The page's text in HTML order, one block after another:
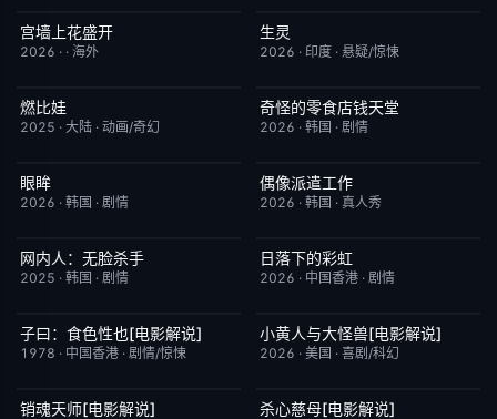
更新至第4集
宫墙上花盛开
2026 · · 海外
今日更新
生灵
2026 · 印度 · 悬疑/惊悚
HD国语
燃比娃
2025 · 大陆 · 动画/奇幻
HD中字
奇怪的零食店钱天堂
2026 · 韩国 · 剧情
HD中字
眼眸
2026 · 韩国 · 剧情
已完结
偶像派遣工作
2026 · 韩国 · 真人秀
今日更新
网内人：无脸杀手
2025 · 韩国 · 剧情
更新至第6集
日落下的彩虹
2026 · 中国香港 · 剧情
已完结
子曰：食色性也[电影解说]
1978 · 中国香港 · 剧情/惊悚
已完结
小黄人与大怪兽[电影解说]
2026 · 美国 · 喜剧/科幻
已完结
销魂天师[电影解说] 已完结
杀心慈母[电影解说]